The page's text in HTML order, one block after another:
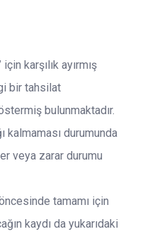
karşılık ayırmış
bir tahsilat
bulunmaktadır.
kalmaması durumunda
veya zarar durumu
tamamı için
kaydı da yukarıdaki